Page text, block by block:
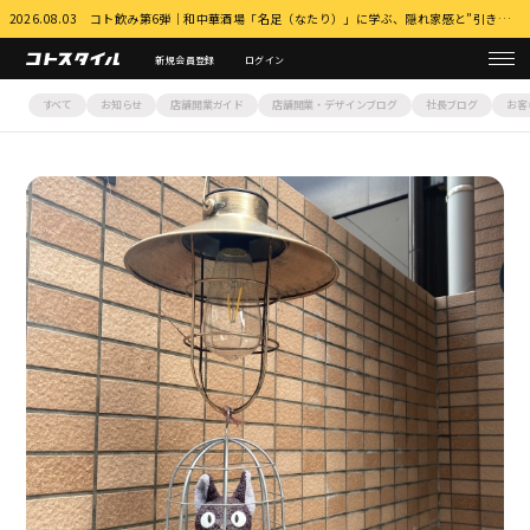
2026.08.03 コト飲み第6弾｜和中華酒場「名足（なたり）」に学ぶ、隠れ家感と”引き算”の店づくり 詳細はこちら
新規会員登録 ログイン
すべて お知らせ 店舗開業ガイド 店舗開業・デザインブログ 社長ブログ お